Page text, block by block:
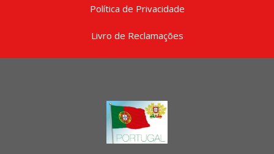
Política de Privacidade
Livro de Reclamações